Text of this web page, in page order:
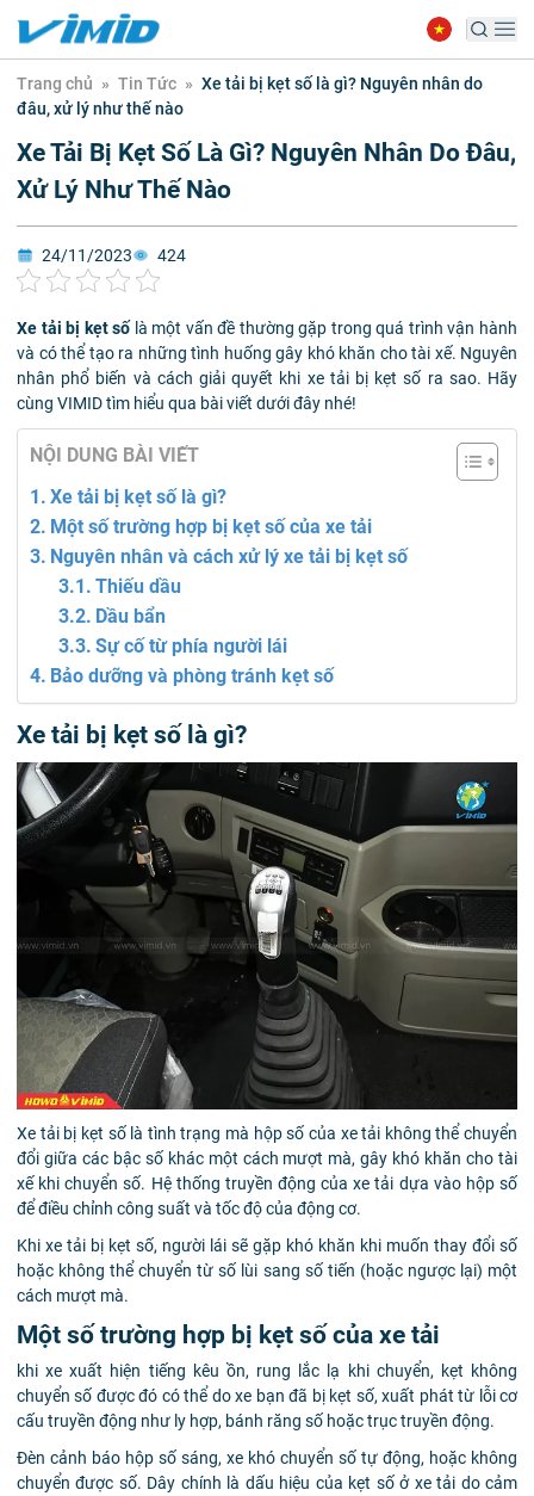
Trang chủ » Tin Tức » Xe tải bị kẹt số là gì? Nguyên nhân do
đâu, xử lý như thế nào
Xe Tải Bị Kẹt Số Là Gì? Nguyên Nhân Do Đâu,
Xử Lý Như Thế Nào
24/11/2023 424
Xe tải bị kẹt số là một vấn đề thường gặp trong quá trình vận hành
và có thể tạo ra những tình huống gây khó khăn cho tài xế. Nguyên
nhân phổ biến và cách giải quyết khi xe tải bị kẹt số ra sao. Hãy
cùng VIMID tìm hiểu qua bài viết dưới đây nhé!
NỘI DUNG BÀI VIẾT
Xe tải bị kẹt số là gì?
Một số trường hợp bị kẹt số của xe tải
Nguyên nhân và cách xử lý xe tải bị kẹt số
Thiếu dầu
Dầu bẩn
Sự cố từ phía người lái
Bảo dưỡng và phòng tránh kẹt số
Xe tải bị kẹt số là gì?
Xe tải bị kẹt số là tình trạng mà hộp số của xe tải không thể chuyển
đổi giữa các bậc số khác một cách mượt mà, gây khó khăn cho tài
xế khi chuyển số. Hệ thống truyền động của xe tải dựa vào hộp số
để điều chỉnh công suất và tốc độ của động cơ.
Khi xe tải bị kẹt số, người lái sẽ gặp khó khăn khi muốn thay đổi số
hoặc không thể chuyển từ số lùi sang số tiến (hoặc ngược lại) một
cách mượt mà.
Một số trường hợp bị kẹt số của xe tải
khi xe xuất hiện tiếng kêu ồn, rung lắc lạ khi chuyển, kẹt không
chuyển số được đó có thể do xe bạn đã bị kẹt số, xuất phát từ lỗi cơ
cấu truyền động như ly hợp, bánh răng số hoặc trục truyền động.
Đèn cảnh báo hộp số sáng, xe khó chuyển số tự động, hoặc không
chuyển được số. Dây chính là dấu hiệu của kẹt số ở xe tải do cảm